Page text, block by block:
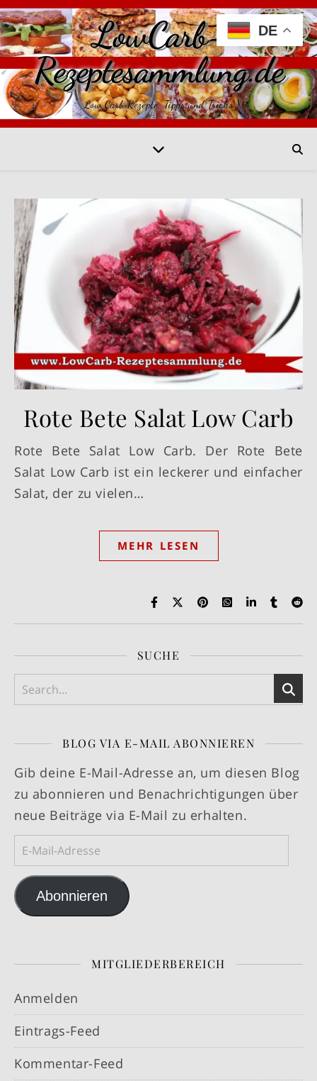
LowCarb-
Rezeptesammlung.de
Low Carb Rezepte, Tipps und Tricks
Rote Bete Salat Low Carb
Rote Bete Salat Low Carb. Der Rote Bete
Salat Low Carb ist ein leckerer und einfacher
Salat, der zu vielen…
MEHR LESEN
SUCHE
BLOG VIA E-MAIL ABONNIEREN
Gib deine E-Mail-Adresse an, um diesen Blog
zu abonnieren und Benachrichtigungen über
neue Beiträge via E-Mail zu erhalten.
E-Mail-Adresse
Abonnieren
MITGLIEDERBEREICH
Anmelden
Eintrags-Feed
Kommentar-Feed
DE